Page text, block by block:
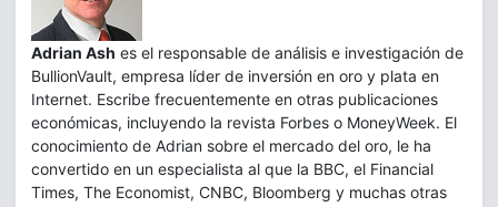
Adrian Ash es el responsable de análisis e investigación de
BullionVault, empresa líder de inversión en oro y plata en
Internet. Escribe frecuentemente en otras publicaciones
económicas, incluyendo la revista Forbes o MoneyWeek. El
conocimiento de Adrian sobre el mercado del oro, le ha
convertido en un especialista al que la BBC, el Financial
Times, The Economist, CNBC, Bloomberg y muchas otras